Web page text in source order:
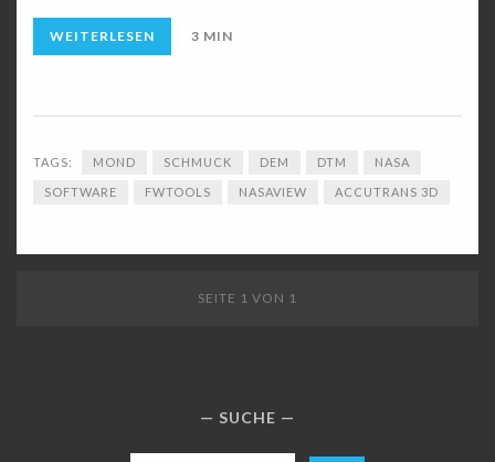
WEITERLESEN 3 MIN
TAGS: MOND SCHMUCK DEM DTM NASA
SOFTWARE FWTOOLS NASAVIEW ACCUTRANS 3D
SEITE 1 VON 1
SUCHE